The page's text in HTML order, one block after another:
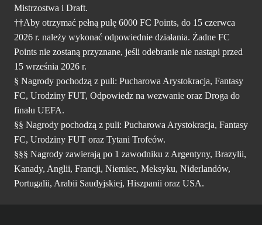
Mistrzostwa i Draft.
††Aby otrzymać pełną pulę 6000 FC Points, do 15 czerwca
2026 r. należy wykonać odpowiednie działania. Żadne FC
Points nie zostaną przyznane, jeśli odebranie nie nastąpi przed
15 września 2026 r.
§ Nagrody pochodzą z puli: Pucharowa Arystokracja, Fantasy
FC, Urodziny FUT, Odpowiedz na wezwanie oraz Droga do
finału UEFA.
§§ Nagrody pochodzą z puli: Pucharowa Arystokracja, Fantasy
FC, Urodziny FUT oraz Tytani Trofeów.
§§§ Nagrody zawierają po 1 zawodniku z Argentyny, Brazylii,
Kanady, Anglii, Francji, Niemiec, Meksyku, Niderlandów,
Portugalii, Arabii Saudyjskiej, Hiszpanii oraz USA.